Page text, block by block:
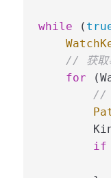
while (
// 获取
for
//
if